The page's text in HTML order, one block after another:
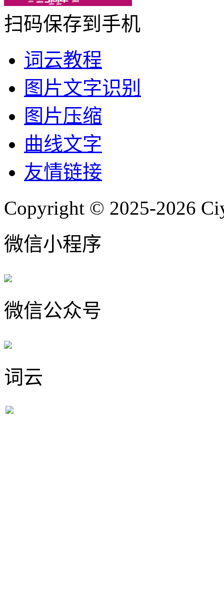
扫码保存到手机
词云教程
图片文字识别
图片压缩
曲线文字
友情链接
Copyright © 2025-2026
微信小程序
微信公众号
词云